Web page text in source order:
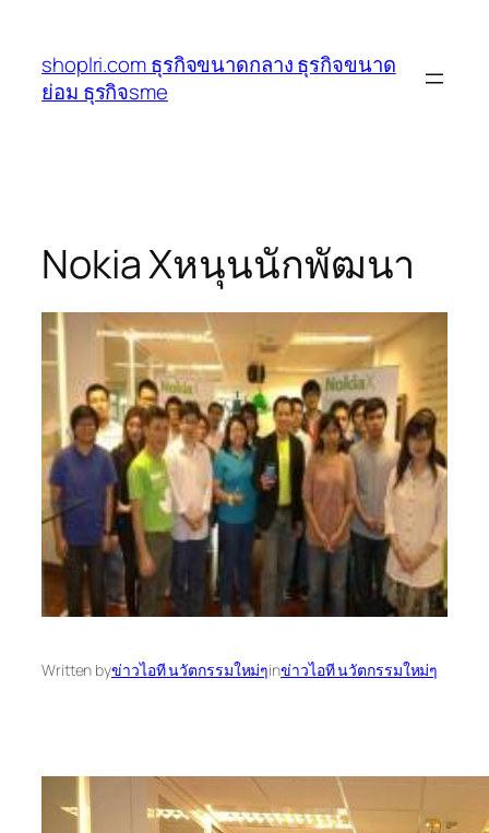
เนื้อหา
shoplri.com ธุรกิจขนาดกลาง ธุรกิจขนาด
ย่อม ธุรกิจsme
Nokia Xหนุนนักพัฒนา
Written byข่าวไอที นวัตกรรมใหม่ๆinข่าวไอที นวัตกรรมใหม่ๆ